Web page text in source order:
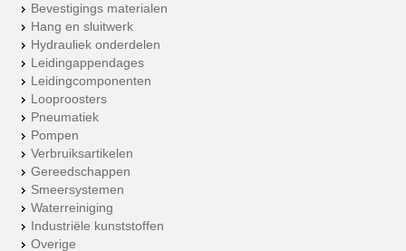
Bevestigings materialen
Hang en sluitwerk
Hydrauliek onderdelen
Leidingappendages
Leidingcomponenten
Looproosters
Pneumatiek
Pompen
Verbruiksartikelen
Gereedschappen
Smeersystemen
Waterreiniging
Industriële kunststoffen
Overige